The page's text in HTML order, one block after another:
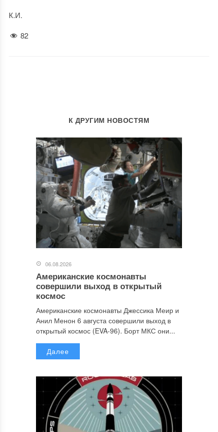
К.И.
82
К ДРУГИМ НОВОСТЯМ
06.08.2026
Американские космонавты
совершили выход в открытый
космос
Американские космонавты Джессика Меир и
Анил Менон 6 августа совершили выход в
открытый космос (EVA-96). Борт МКС они...
Далее